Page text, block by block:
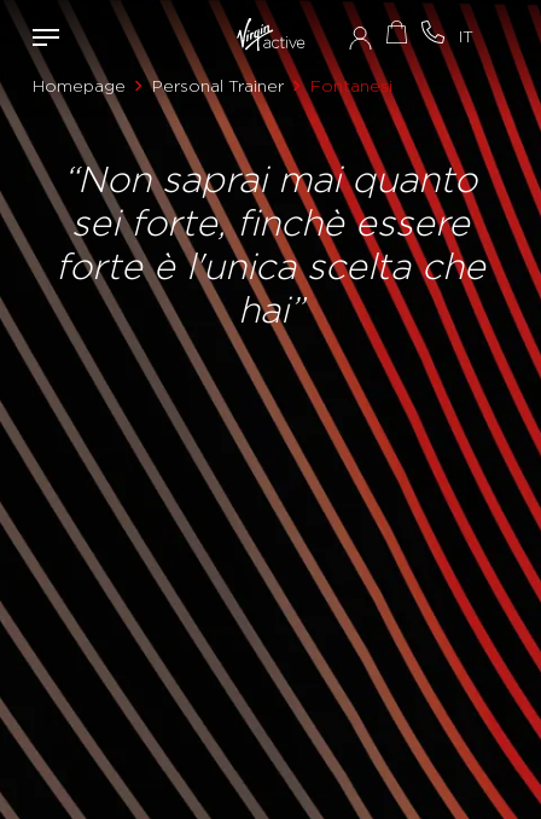
Homepage Personal Trainer Fontanesi
“Non saprai mai quanto
sei forte, finchè essere
forte è l'unica scelta che
hai”